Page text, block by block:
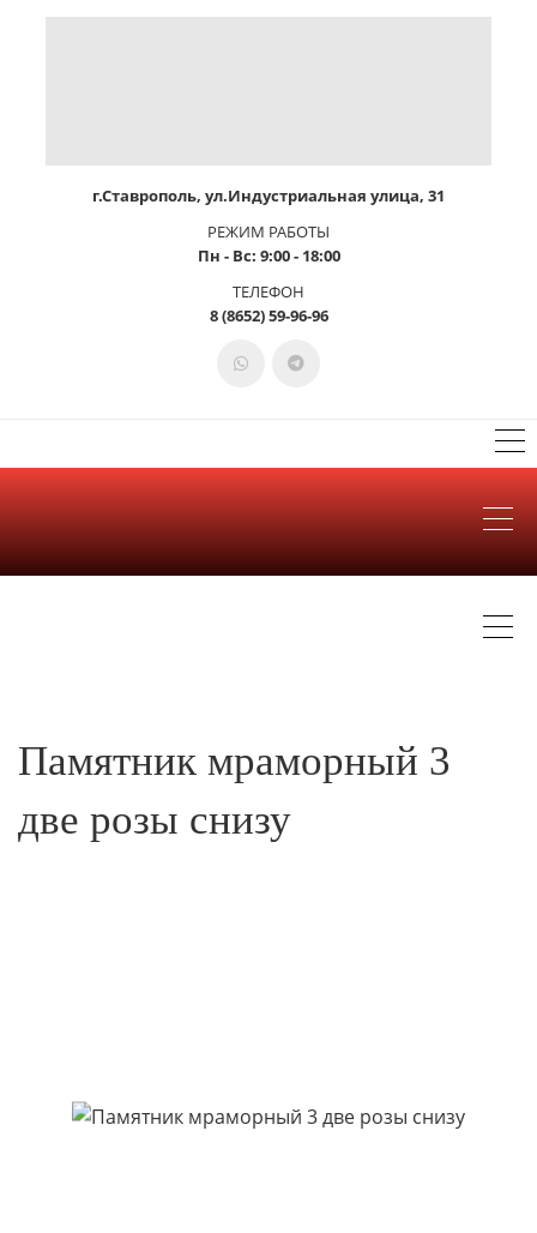
г.Ставрополь, ул.Индустриальная улица, 31
РЕЖИМ РАБОТЫ
Пн - Вс: 9:00 - 18:00
ТЕЛЕФОН
8 (8652) 59-96-96
Памятник мраморный 3
две розы снизу